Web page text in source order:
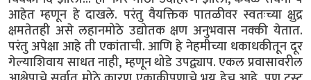
आहेत म्हणून हे दाखले. परंतु वैयक्तिक पातळीवर स्वतःच्या क्षुद्र
क्षमतेतही असे लहानमोठे उद्योतक क्षण अनुभवास नक्की येतात.
परंतु अपेक्षा आहे ती एकांताची. आणि हे नेहमीच्या धकाधकीतून दूर
गेल्याशिवाय साधत नाही, म्हणून थोडे उपद्व्याप. एकल प्रवासावरील